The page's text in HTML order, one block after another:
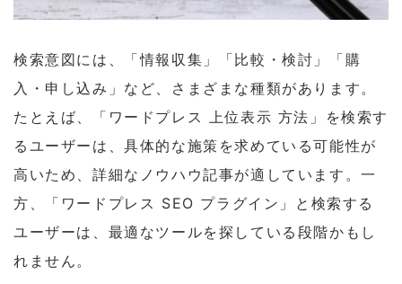
検索意図には、「情報収集」「比較・検討」「購
入・申し込み」など、さまざまな種類があります。
たとえば、「ワードプレス 上位表示 方法」を検索す
るユーザーは、具体的な施策を求めている可能性が
高いため、詳細なノウハウ記事が適しています。一
方、「ワードプレス SEO プラグイン」と検索する
ユーザーは、最適なツールを探している段階かもし
れません。